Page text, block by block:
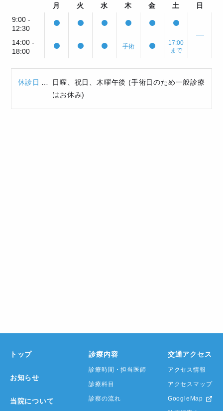
月 火 水 木 金 土
日
9:00 -
12:30
14:00 -
18:00
手術
17:00
まで
休診日
日曜、祝日、木曜午後 (手術日のため一般診療
はお休み)
トップ
お知らせ
当院について
診療内容
診療時間・担当医師
診療科目
診察の流れ
交通アクセス
アクセス情報
アクセスマップ
GoogleMap